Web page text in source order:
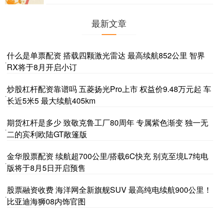
最新文章
·
什么是单票配资 搭载四颗激光雷达 最高续航852公里 智界
RX将于8月开启小订
·
炒股杠杆配资靠谱吗 五菱扬光Pro上市 权益价9.48万元起 车
长近5米5 最大续航405km
·
期货杠杆是多少 致敬克鲁工厂80周年 专属紫色渐变 独一无
二的宾利欧陆GT敞篷版
·
金华股票配资 续航超700公里/搭载6C快充 别克至境L7纯电
版将于8月5日开启预售
·
股票融资收费 海洋网全新旗舰SUV 最高纯电续航900公里！
比亚迪海狮08内饰官图